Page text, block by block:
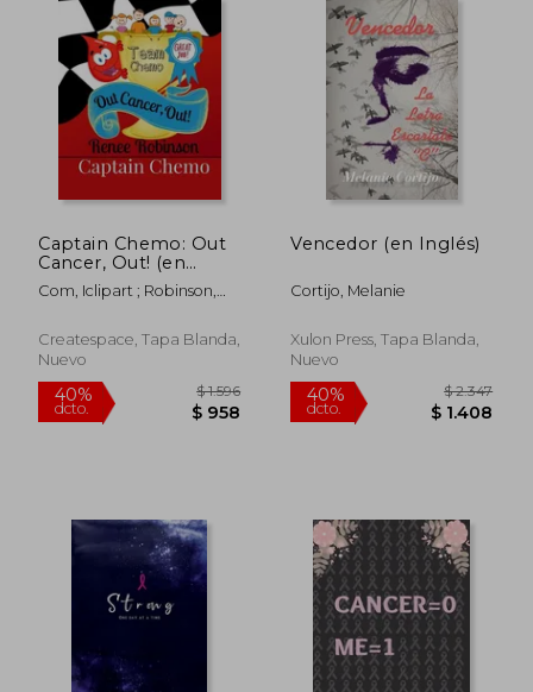
40%
dcto. $ 2.520
40%
dcto.
50%
dcto.
Captain Chemo: Out
Cancer, Out! (en
Inglés)
Com, Iclipart ; Robinson,
Createspace, Tapa Blanda,
Nuevo
Vencedor (en Inglés)
Cortijo, Melanie
Xulon Press, Tapa Blanda,
Nuevo